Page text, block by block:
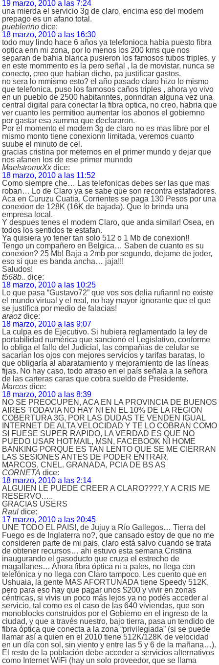
19 marzo, 2010 a las 7:24
una mierda el servicio 3g de claro, encima eso del modem
prepago es un afano total.
pueblerino dice:
18 marzo, 2010 a las 16:30
todo muy lindo hace 6 años ya telefonioca habia puesto fibra
optica enn mi zona, por lo menos los 200 kms que nos
separan de bahia blanca pusieron los famosos tubos triples, y
en este mommento es la pero señal , la de movistar, nunca se
conecto, creo que habian dicho, pa justificar gastos.
no sera lo mmismo esto? el año pasado claro hizo lo mismo
que telefonica, puso los famosos caños triples , ahora yo vivo
en un pueblo de 2500 habitanntes, ponndran alguna vez una
central digital para conectar la fibra optica, no creo, habria que
ver cuanto les permitioo aumentar los abonos el gobiernno
por gastar esa summa que declararon.
Por el momento el modem 3g de claro no es mas libre por el
mismo monto tiene conexionn limitada, veremos cuanto
suube el minuto de cel.
gracias cristina por meternos en el primer mundo y dejar que
nos afanen los de ese primer munndo
MaelstromxXx dice:
18 marzo, 2010 a las 11:52
Como siempre che… Las telefonicas debes ser las que mas
roban… Lo de Claro ya se sabe que son recontra estafadores.
Aca en Curuzu Cuatia, Corrientes se paga 130 Pesos por una
conexion de 128K (16K de bajada). Que lo brinda una
empresa local.
Y despues tenes el modem Claro, que anda similar! Osea, en
todos los sentidos te estafan.
Ya quisiera yo tener tan solo 512 o 1 Mb de conexion!!
Tengo un compañero en Belgica… Saben de cuanto es su
conexion? 25 Mb! Baja a 2mb por segundo, dejame de joder,
eso si que es banda ancha… jaja!!!
Saludos!
t568b.. dice:
18 marzo, 2010 a las 10:25
Lo que pasa “Gustavo72” que vos sos delia rufiann! no existe
el mundo virtual y el real, no hay mayor ignorante que el que
se justifica por medio de falacias!
araoz dice:
18 marzo, 2010 a las 9:07
La culpa es de Ejecutivo. Si hubiera reglamentado la ley de
portabilidad numérica que sancionó el Legislativo, conforme
lo obliga el fallo del Judicial, las compañias de celular se
sacarían los ojos con mejores servicios y tarifas baratas, lo
que obligaría al abaratamiento y mejoramiento de las líneas
fijas. No hay caso, todo atraso en el país señala a la señora
de las carteras caras que cobra sueldo de Presidente.
Marcos dice:
18 marzo, 2010 a las 8:39
NO SE PREOCUPEN, ACA EN LA PROVINCIA DE BUENOS
AIRES TODAVIA NO HAY NI EN EL 10% DE LA REGION
COBERTURA 3G, POR LAS DUDAS TE VENDEN IGUAL
INTERNET DE ALTA VELOCIDAD Y TE LO COBRAN COMO
SI FUESE SUPER RAPIDO, LA VERDAD ES QUE NO
PUEDO USAR HOTMAIL, MSN, FACEBOOK NI HOME
BANKING PORQUE ES TAN LENTO QUE SE ME CIERRAN
LAS SESIONES ANTES DE PODER ENTRAR.
MARCOS, CNEL. GRANADA, PCIA DE BS AS
CORNETA dice:
18 marzo, 2010 a las 2:14
ALGUIEN LE PUEDE CREER A CLARO????,Y A CRIS ME
RESERVO…..
GRACIAS USERS
Raul dice:
17 marzo, 2010 a las 20:45
UNE TODO EL PAIS!, de Jujuy a Río Gallegos… Tierra del
Fuego es de Inglaterra no?, que cansado estoy de que no me
consideren parte de mi pais, claro está salvo cuando se trata
de obtener recursos… ahi estuvo esta semana Cristina
inaugurando el gasoducto que cruza el estrecho de
magallanes… Ahora fibra óptica ni a palos, no llega con
telefónica y no llega con Claro tampoco. Les cuento que en
Ushuaia, la gente MAS AFORTUNADA tiene Speedy 512K,
pero para eso hay que pagar unos $200 y vivir en zonas
céntricas, si vivis un poco más lejos ya no podés acceder al
servicio, tal como es el caso de las 640 viviendas, que son
monoblocks construídos por el Gobierno en el ingreso de la
ciudad, y que a través nuestro, bajo tierra, pasa un tendido de
fibra óptica que conecta a la zona “privilegiada” (si se puede
llamar así a quien en el 2010 tiene 512K/128K de velocidad
en un día con sol, sin viento y entre las 5 y 6 de la mañana…).
El resto de la población debe acceder a servicios alternativos
como Internet WiFi (hay un solo proveedor, que se llama